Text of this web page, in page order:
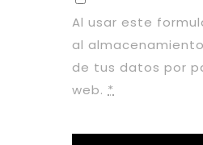
Al usar este
al
de tus datos por
web. *